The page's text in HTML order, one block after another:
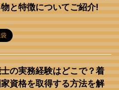
と特徴についてご紹介!
の実務経験はどこで？着
資格を取得する方法を解